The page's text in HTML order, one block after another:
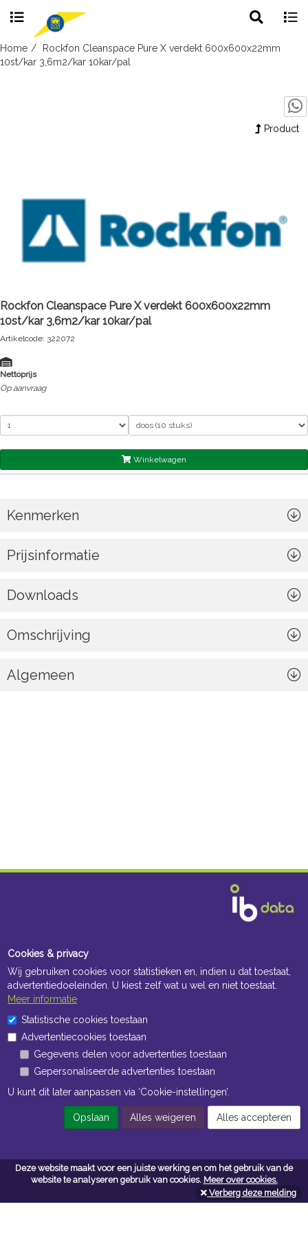
Deze website maakt voor een juiste werking en om het gebruik van de
website te analyseren gebruik van cookies. Meer over cookies.
Verberg deze melding
Skip
to
search
Home
Rockfon Cleanspace Pure X verdekt 600x600x22mm
10st/kar 3,6m2/kar 10kar/pal
Product
Rockfon Cleanspace Pure X verdekt 600x600x22mm
10st/kar 3,6m2/kar 10kar/pal
Artikelcode: 322072
Nettoprijs
Op aanvraag
Winkelwagen
Kenmerken
Prijsinformatie
Downloads
Omschrijving
Algemeen
Openingstijden Kantoor
Openingstijden Magazijn
Navigatie
Algemene voorwaarden
Privacy
Cookies & privacy
Wij gebruiken cookies voor statistieken en, indien u dat toestaat,
advertentiedoeleinden. U kiest zelf wat u wel en niet toestaat.
Meer informatie
Statistische cookies toestaan
Advertentiecookies toestaan
Gegevens delen voor advertenties toestaan
Gepersonaliseerde advertenties toestaan
U kunt dit later aanpassen via ‘Cookie-instellingen’.
Opslaan Alles weigeren Alles accepteren